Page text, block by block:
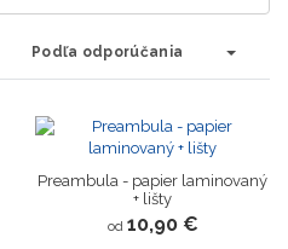
Podľa odporúčania
Preambula - papier laminovaný
+ lišty
od 10,90 €